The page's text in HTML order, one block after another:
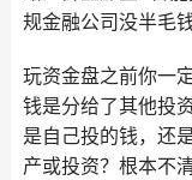
规金融公司没半毛
玩资金盘之前你一
钱是分给了其他投
是自己投的钱，还
产或投资？根本不